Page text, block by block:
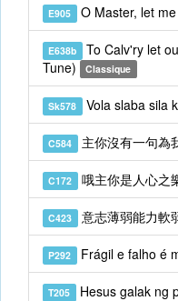
E905 O Master, let
E638b To Calv'ry let
Tune)
Classique
Sk578 Vola slaba sila
C584 主你沒有一句為
C172 哦主你是人心之
C423 意志薄弱能力軟
P292 Frágil e falho é
T205 Hesus galak ng